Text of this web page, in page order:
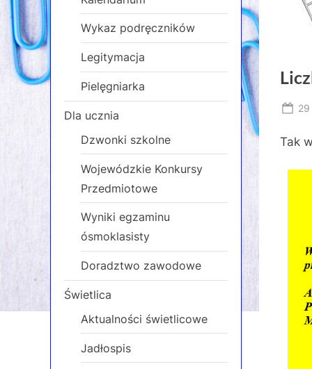
29
Tak
Wykaz podręczników
Legitymacja
Pielęgniarka
Dla ucznia
Dzwonki szkolne
Wojewódzkie Konkursy
Przedmiotowe
Wyniki egzaminu
ósmoklasisty
Doradztwo zawodowe
Świetlica
Aktualności świetlicowe
Jadłospis